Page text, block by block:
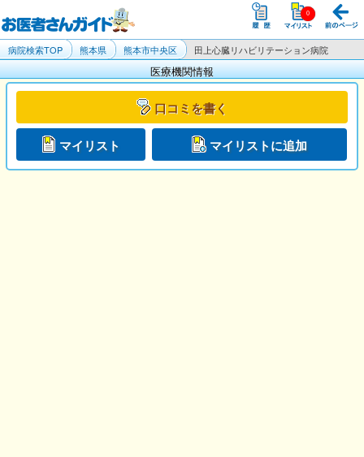
病院検索TOP 熊本県 熊本市中央区 田上心臓リハビリテーション病院
医療機関情報
口コミを書く
マイリスト マイリストに追加